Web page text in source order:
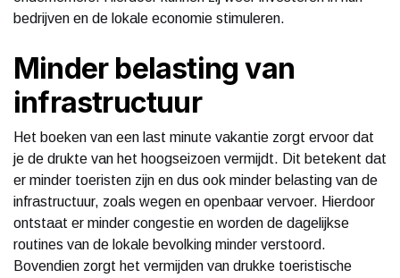
bedrijven en de lokale economie stimuleren.
Minder belasting van
infrastructuur
Het boeken van een last minute vakantie zorgt ervoor dat
je de drukte van het hoogseizoen vermijdt. Dit betekent dat
er minder toeristen zijn en dus ook minder belasting van de
infrastructuur, zoals wegen en openbaar vervoer. Hierdoor
ontstaat er minder congestie en worden de dagelijkse
routines van de lokale bevolking minder verstoord.
Bovendien zorgt het vermijden van drukke toeristische